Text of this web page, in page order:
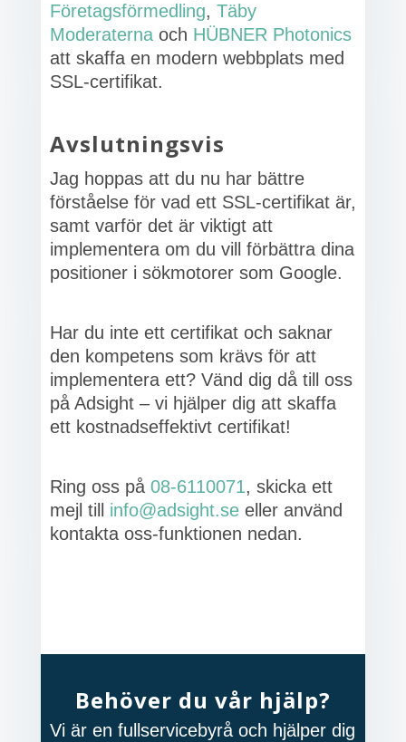
Företagsförmedling, Täby
Moderaternaoch HÜBNER Photonics
att skaffa en modern webbplats med
SSL-certifikat.
Avslutningsvis
Jag hoppas att du nu har bättre
förståelse för vad ett SSL-certifikat är,
samt varför det är viktigt att
implementera om du vill förbättra dina
positioner i sökmotorer som Google.
Har du inte ett certifikat och saknar
den kompetens som krävs för att
implementera ett? Vänd dig då till oss
på Adsight – vi hjälper dig att skaffa
ett kostnadseffektivt certifikat!
Ring oss på 08-6110071, skicka ett
mejl till info@adsight.seeller använd
kontakta oss-funktionen nedan.
Behöver du vår hjälp?
Vi är en fullservicebyrå och hjälper dig